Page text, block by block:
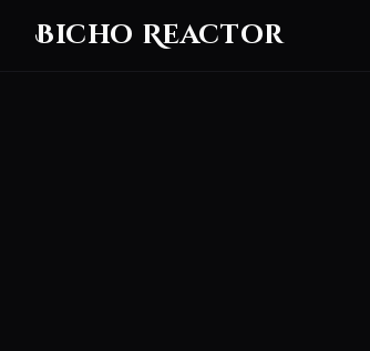
Bicho Reactor